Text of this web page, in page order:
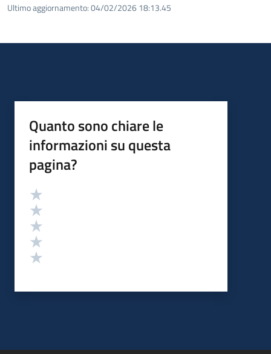
Ultimo aggiornamento:04/02/2026 18:13.45
Quanto sono chiare le
informazioni su questa
pagina?
Valutazione